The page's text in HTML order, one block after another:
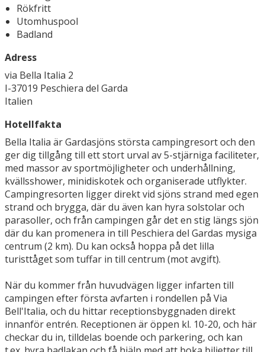
Rökfritt
Utomhuspool
Badland
Adress
via Bella Italia 2
I-37019 Peschiera del Garda
Italien
Hotellfakta
Bella Italia är Gardasjöns största campingresort och den
ger dig tillgång till ett stort urval av 5-stjärniga faciliteter,
med massor av sportmöjligheter och underhållning,
kvällsshower, minidiskotek och organiserade utflykter.
Campingresorten ligger direkt vid sjöns strand med egen
strand och brygga, där du även kan hyra solstolar och
parasoller, och från campingen går det en stig längs sjön
där du kan promenera in till Peschiera del Gardas mysiga
centrum (2 km). Du kan också hoppa på det lilla
turisttåget som tuffar in till centrum (mot avgift).
När du kommer från huvudvägen ligger infarten till
campingen efter första avfarten i rondellen på Via
Bell'Italia, och du hittar receptionsbyggnaden direkt
innanför entrén. Receptionen är öppen kl. 10-20, och här
checkar du in, tilldelas boende och parkering, och kan